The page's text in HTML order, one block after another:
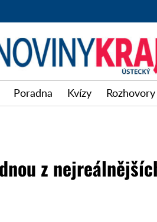
Poradna Kvízy Rozhovory
z